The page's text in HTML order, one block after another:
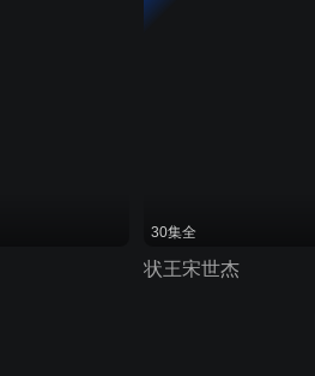
30集全
状王宋世杰